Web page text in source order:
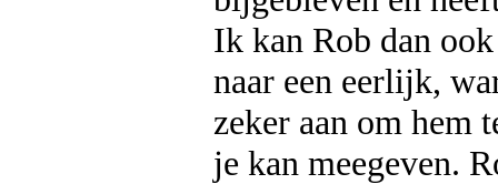
Ik kan Rob dan
naar een eerlijk,
zeker aan om hem
je kan meegeven.